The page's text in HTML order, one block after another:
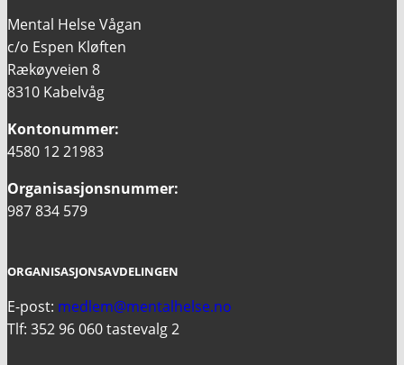
Mental Helse Vågan
c/o Espen Kløften
Rækøyveien 8
8310 Kabelvåg
Kontonummer:
4580 12 21983
Organisasjonsnummer:
987 834 579
ORGANISASJONSAVDELINGEN
E-post: medlem@mentalhelse.no
Tlf: 352 96 060 tastevalg 2